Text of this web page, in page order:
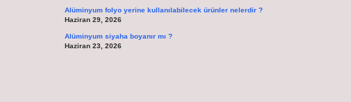
Alüminyum folyo yerine kullanılabilecek ürünler nelerdir ?
Haziran 29, 2026
Alüminyum siyaha boyanır mı ?
Haziran 23, 2026